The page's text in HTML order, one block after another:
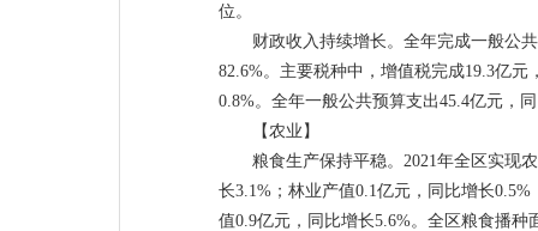
位。
财政收入持续增长。全年完成一般公
82.6%。主要税种中，增值税完成19.3亿
0.8%。全年一般公共预算支出45.4亿元，
【农业】
粮食生产保持平稳。2021年全区实现
长3.1%；林业产值0.1亿元，同比增长
值0.9亿元，同比增长5.6%。全区粮食播